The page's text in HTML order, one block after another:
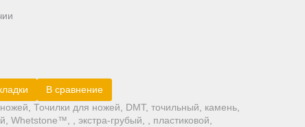
В сравнение
ножей ,Точилки для ножей DMT,точильный камень
,Whetstone™ ,экстра-грубый пластиковой